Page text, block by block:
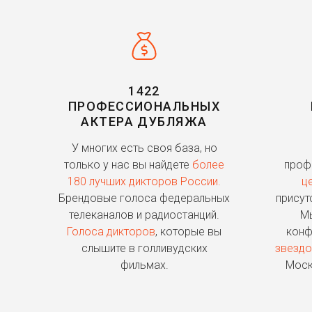
1422
ПРОФЕССИОНАЛЬНЫХ
АКТЕРА ДУБЛЯЖА
У многих есть своя база, но
только у нас вы найдете более
180 лучших дикторов России.
Брендовые голоса федеральных
телеканалов и радиостанций.
Голоса дикторов, которые вы
слышите в голливудских
фильмах.